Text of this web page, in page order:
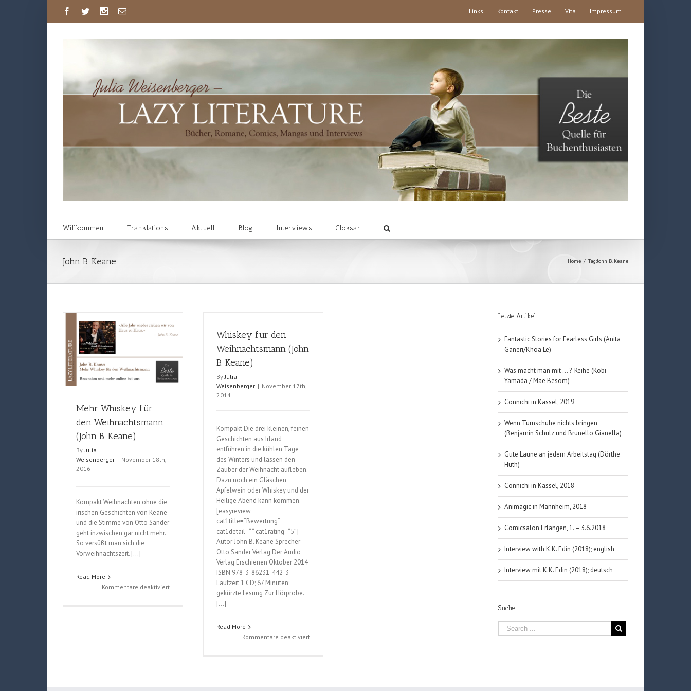
Links Kontakt Presse Vita Impressum
Willkommen Translations Aktuell Blog Interviews Glossar
John B. Keane Home / Tag:John B. Keane
Mehr Whiskey für
den Weihnachtsmann
(John B. Keane)
ByJulia
Weisenberger | November 18th,
2016
Kompakt Weihnachten ohne die
irischen Geschichten von Keane
und die Stimme von Otto Sander
geht inzwischen gar nicht mehr.
So versüßt man sich die
Vorweihnachtszeit. […]
Read More
Kommentare deaktiviertfür
Whiskey für den
Weihnachtsmann (John
B. Keane)
By Julia
Weisenberger | November 17th,
2014
Kompakt Die drei kleinen, feinen
Geschichten aus Irland
entführen in die kühlen Tage
des Winters und lassen den
Zauber der Weihnacht aufleben.
Dazu noch ein Gläschen
Apfelwein oder Whiskey und der
Heilige Abend kann kommen.
[easyreview
cat1title=“Bewertung“
cat1detail=“ “ cat1rating=“5″]
Autor John B. Keane Sprecher
Otto Sander Verlag Der Audio
Verlag Erschienen Oktober 2014
ISBN 978-3-86231-442-3
Laufzeit 1 CD; 67 Minuten;
gekürzte Lesung Zur Hörprobe.
[…]
Read More
Kommentare deaktiviertfür
Letzte Artikel
Fantastic Stories for Fearless Girls (Anita
Ganeri/Khoa Le)
Was macht man mit … ?-Reihe (Kobi
Yamada / Mae Besom)
Connichi in Kassel, 2019
Wenn Turnschuhe nichts bringen
(Benjamin Schulz und Brunello Gianella)
Gute Laune an jedem Arbeitstag (Dörthe
Huth)
Connichi in Kassel, 2018
Animagic in Mannheim, 2018
Comicsalon Erlangen, 1. – 3.6.2018
Interview with K.K. Edin (2018); english
Interview mit K.K. Edin (2018); deutsch
Suche